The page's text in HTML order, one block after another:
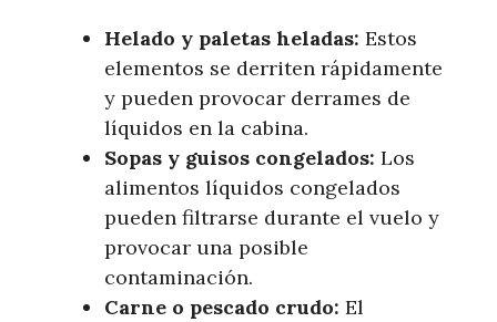
Helado y paletas heladas: Estos
elementos se derriten rápidamente
y pueden provocar derrames de
líquidos en la cabina.
Sopas y guisos congelados: Los
alimentos líquidos congelados
pueden filtrarse durante el vuelo y
provocar una posible
contaminación.
Carne o pescado crudo: El